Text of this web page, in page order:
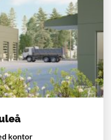
kontor